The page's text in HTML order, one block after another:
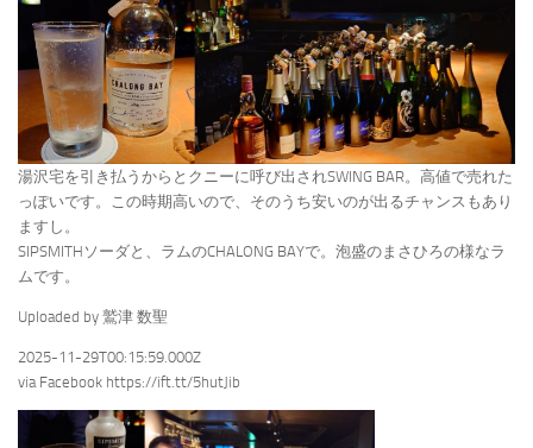
湯沢宅を引き払うからとクニーに呼び出されSWING BAR。高値で売れた
っぽいです。この時期高いので、そのうち安いのが出るチャンスもあり
ますし。
SIPSMITHソーダと、ラムのCHALONG BAYで。泡盛のまさひろの様なラ
ムです。
Uploaded by 鷲津 数聖
2025-11-29T00:15:59.000Z
via Facebook https://ift.tt/5hutJib